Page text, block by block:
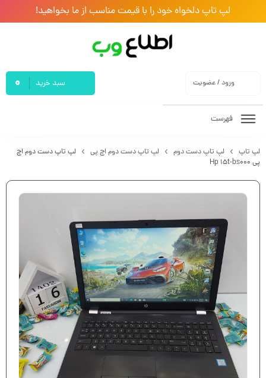
لپ تاپ دلخواه خود را با قیمت مناسب از ما بخواهید!
ورود / عضویت سبد خرید 0
فهرست
لپ تاپ لپ تاپ دست دوم لپ تاپ دست دوم اچ پی
لپ تاپ دست دوم اچ
پی Hp 15t-bs000